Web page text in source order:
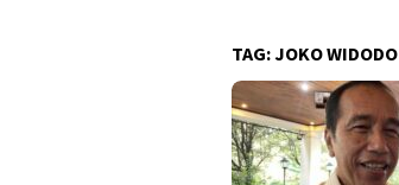
TAG:JOKO WIDODO